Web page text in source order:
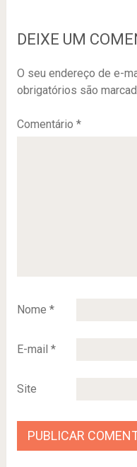
DEIXE UM
O seu endereço de e-
obrigatórios são
Comentário *
Nome *
E-mail *
Site